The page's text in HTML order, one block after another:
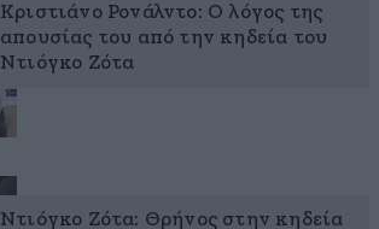
Κριστιάνο Ρονάλντο: Ο λόγος της
απουσίας του από την κηδεία του
Ντιόγκο Ζότα
Ντιόγκο Ζότα: Θρήνος στην κηδεία